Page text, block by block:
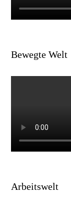
Bewegte Welt
Arbeitswelt